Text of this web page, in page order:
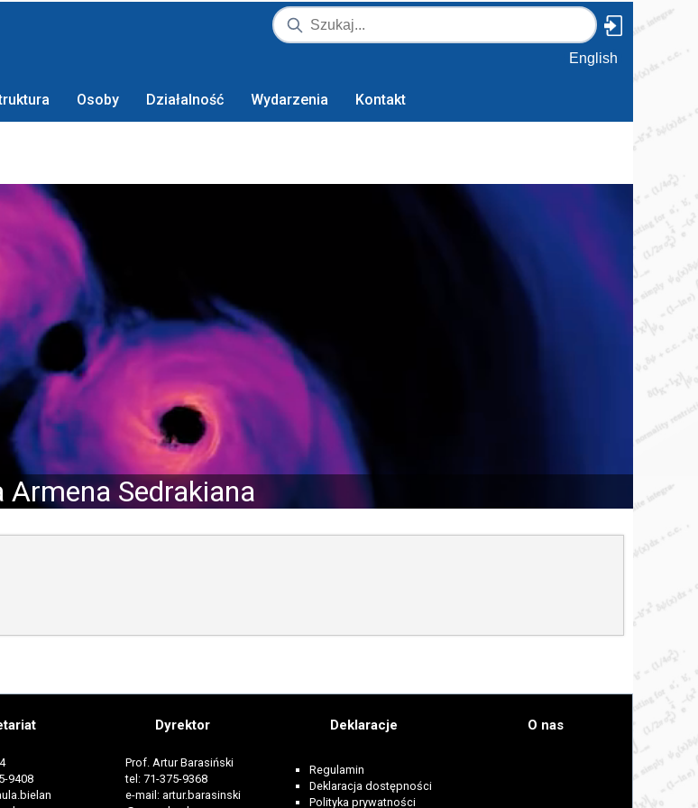
English
Osoby Działalność Wydarzenia Kontakt
Armena Sedrakiana
9408
Dyrektor
Prof. Artur Barasiński
tel: 71-375-9368
e-mail: artur.barasinski
Deklaracje
Regulamin
Deklaracja dostępności
Polityka prywatności
O nas